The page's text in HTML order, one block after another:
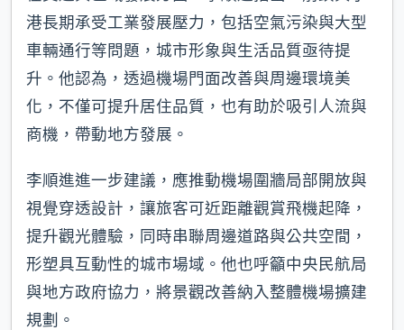
港長期承受工業發展壓力，包括空氣污染與大型
車輛通行等問題，城市形象與生活品質亟待提
升。他認為，透過機場門面改善與周邊環境美
化，不僅可提升居住品質，也有助於吸引人流與
商機，帶動地方發展。
李順進進一步建議，應推動機場圍牆局部開放與
視覺穿透設計，讓旅客可近距離觀賞飛機起降，
提升觀光體驗，同時串聯周邊道路與公共空間，
形塑具互動性的城市場域。他也呼籲中央民航局
與地方政府協力，將景觀改善納入整體機場擴建
規劃。